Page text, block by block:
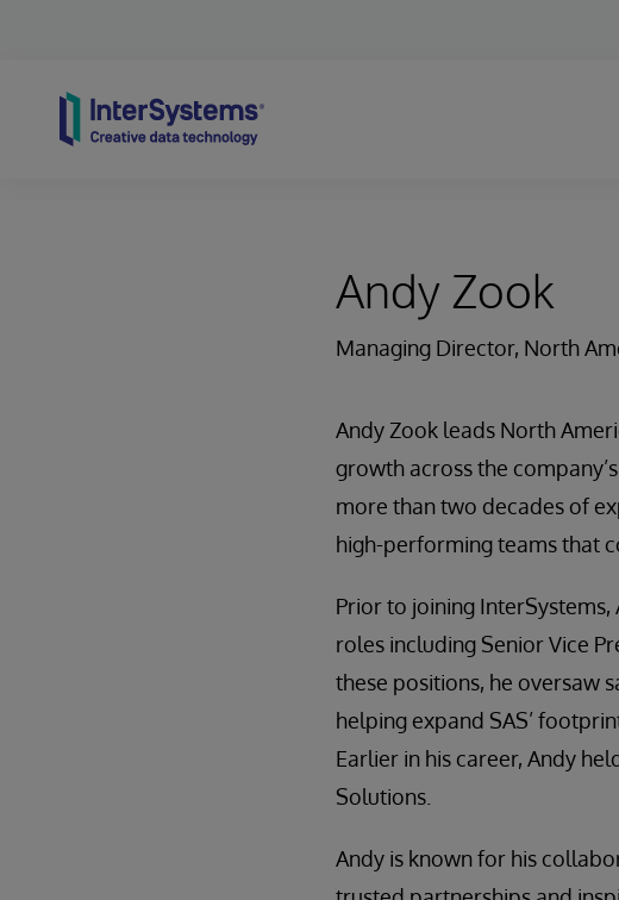
Andy Zook
Managing Director, North
Andy Zook leads North
growth across the
more than two decades of
high-performing teams that
Prior to joining
roles including Senior Vice
these positions, he oversaw
helping expand SAS’
Earlier in his career, Andy
Solutions.
Andy is known for his